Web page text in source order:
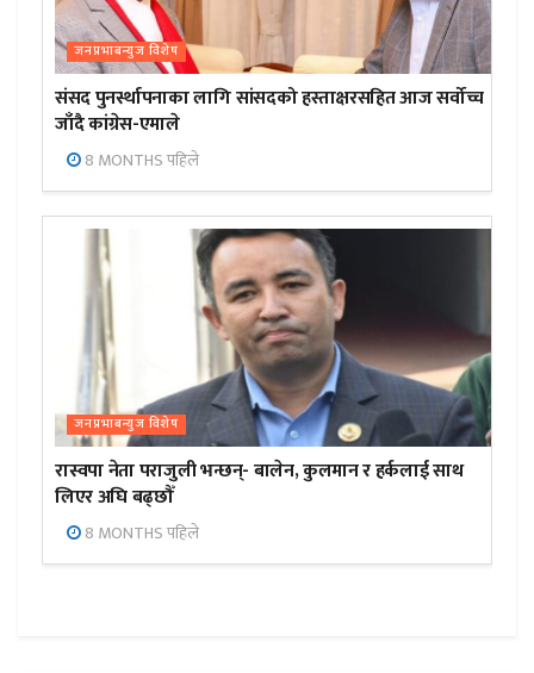
जनप्रभाबन्युज विशेष
संसद पुनर्स्थापनाका लागि सांसदको हस्ताक्षरसहित आज सर्वोच्च
जाँदै कांग्रेस-एमाले
8 MONTHS पहिले
जनप्रभाबन्युज विशेष
रास्वपा नेता पराजुली भन्छन्- बालेन, कुलमान र हर्कलाई साथ
लिएर अघि बढ्छौँ
8 MONTHS पहिले